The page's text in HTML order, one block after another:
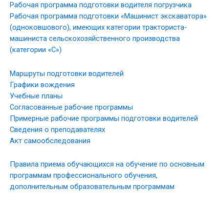
Рабочая программа подготовки водителя погрузчика
Рабочая программа подготовки «Машинист экскаватора»
(одноковшового), имеющих категории тракториста-
машиниста сельскохозяйственного производства
(категории «C»)
Маршруты подготовки водителей
Графики вождения
Учебные планы
Согласованные рабочие программы
Примерные рабочие программы подготовки водителей
Сведения о преподавателях
Акт самообследования
Правила приема обучающихся на обучение по основным
программам профессионального обучения,
дополнительным образовательным программам